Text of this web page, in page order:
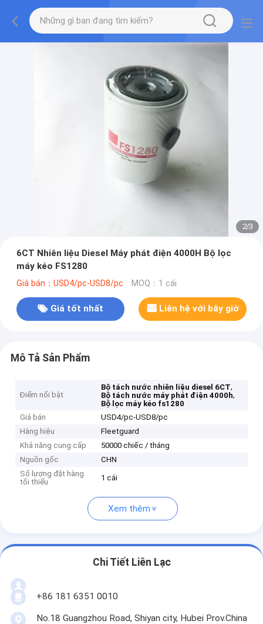
2/3
6CT Nhiên liệu Diesel Máy phát điện 4000H Bộ lọc
máy kéo FS1280
Giá bán：USD4/pc-USD8/pc MOQ：1 cái
Giá tốt nhất Liên hệ với bây giờ
Mô Tả Sản Phẩm
Điểm nổi bật
Bộ tách nước nhiên liệu diesel 6CT,
Bộ tách nước máy phát điện 4000h,
Bộ lọc máy kéo fs1280
Giá bán
USD4/pc-USD8/pc
Hàng hiệu
Fleetguard
Khả năng cung cấp
50000 chiếc / tháng
Nguồn gốc
CHN
Số lượng đặt hàng
tối thiểu
1 cái
Xem thêm
Chi Tiết Liên Lạc
+86 181 6351 0010
No.18 Guangzhou Road, Shiyan city, Hubei Prov.China